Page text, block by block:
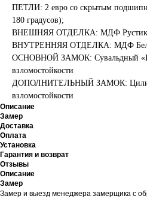
ПЕТЛИ: 2 евро со скрытым
180 градусов);
ВНЕШНЯЯ ОТДЕЛКА: МДФ Рустик
ВНУТРЕННЯЯ ОТДЕЛКА: МДФ
ОСНОВНОЙ ЗАМОК: Сувальдный
взломостойкости
ДОПОЛНИТЕЛЬНЫЙ ЗАМОК:
взломостойкости
Описание
Замер
Доставка
Оплата
Установка
Гарантия и возврат
Отзывы
Описание
Замер
Замер и выезд менеджера замерщика с